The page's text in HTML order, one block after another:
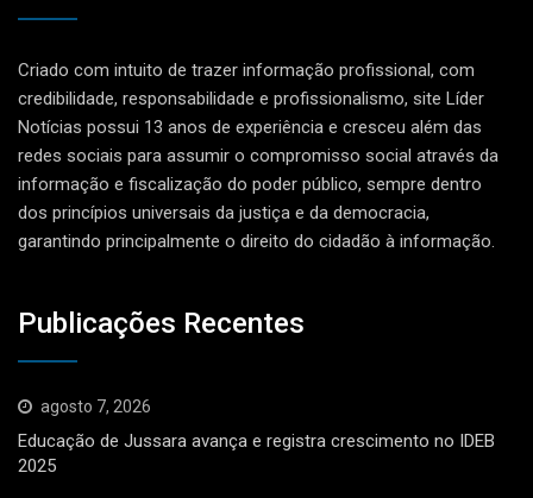
Criado com intuito de trazer informação profissional, com
credibilidade, responsabilidade e profissionalismo, site Líder
Notícias possui 13 anos de experiência e cresceu além das
redes sociais para assumir o compromisso social através da
informação e fiscalização do poder público, sempre dentro
dos princípios universais da justiça e da democracia,
garantindo principalmente o direito do cidadão à informação.
Publicações Recentes
agosto 7, 2026
Educação de Jussara avança e registra crescimento no IDEB
2025